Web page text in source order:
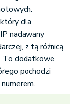
dla
nadawany
z tą różnicą,
To dodatkowe
pochodzi